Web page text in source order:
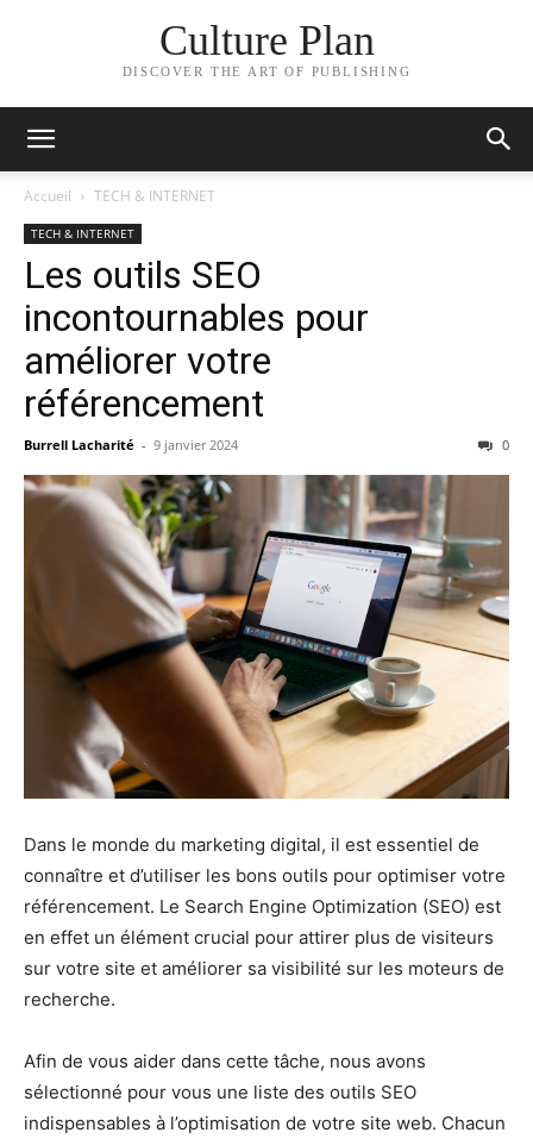
Culture Plan
DISCOVER THE ART OF PUBLISHING
Accueil TECH & INTERNET
TECH & INTERNET
Les outils SEO
incontournables pour
améliorer votre
référencement
Burrell Lacharité - 9 janvier 2024 0
Dans le monde du marketing digital, il est essentiel de
connaître et d’utiliser les bons outils pour optimiser votre
référencement. Le Search Engine Optimization (SEO) est
en effet un élément crucial pour attirer plus de visiteurs
sur votre site et améliorer sa visibilité sur les moteurs de
recherche.
Afin de vous aider dans cette tâche, nous avons
sélectionné pour vous une liste des outils SEO
indispensables à l’optimisation de votre site web. Chacun